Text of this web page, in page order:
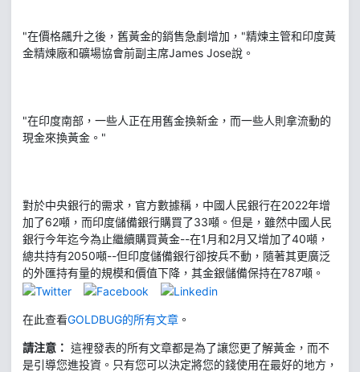
"在價格飆升之後，舊黃金的銷售急劇增加，"精煉主管和印度黃
金精煉廠和礦場協會前副主席James Jose說。
"在印度南部，一些人正在用舊金換新金，而一些人則拿流動的
現金來換黃金。"
對於中央銀行的需求，官方數據稱，中國人民銀行在2022年增
加了62噸，而印度儲備銀行購買了33噸。但是，雖然中國人民
銀行今年迄今為止繼續購買黃金--在1月和2月又增加了40噸，
總共持有2050噸--但印度儲備銀行卻按兵不動，隨著其更廣泛
的外匯持有量的規模和價值下降，其金銀儲備保持在787噸。
在此查看GOLDBUG的所有文章 。
請注意： 這裡發表的所有文章都是為了讓您更了解黃金，而不
是引導您進投資。只有您可以決定將您的錢使用在最好的地方，